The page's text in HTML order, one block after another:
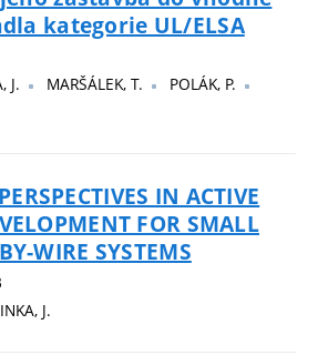
kategorie UL/ELSA
J. MARŠÁLEK, T.
POLÁK, P.
IN ACTIVE
FOR SMALL
WIRE SYSTEMS
J.